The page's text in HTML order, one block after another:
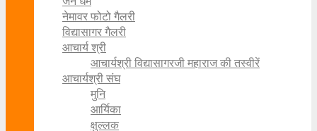
नेमावर फोटो गैलरी
विद्यासागर गैलरी
आचार्य श्री
आचार्यश्री विद्यासागरजी महाराज की तस्वीरें
आचार्यश्री संघ
मुनि
आर्यिका
क्षुल्लक